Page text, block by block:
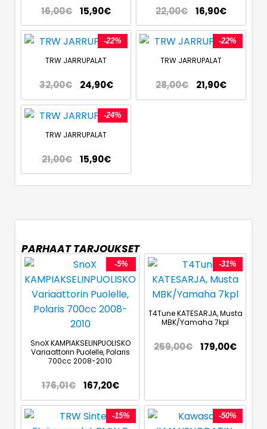
16,00€ 15,90€ 22,00€ 16,90€
-22%
TRW JARRUPALAT
32,00€ 24,90€
-22%
TRW JARRUPALAT
28,00€ 21,90€
-24%
TRW JARRUPALAT
21,00€ 15,90€
PARHAAT TARJOUKSET
-5%
SnoX KAMPIAKSELINPUOLISKO
Variaattorin Puolelle, Polaris
700cc 2008-2010
176,01€ 167,20€
-31%
T4Tune KATESARJA, Musta
MBK/Yamaha 7kpl
259,00€ 179,00€
-15% -50%